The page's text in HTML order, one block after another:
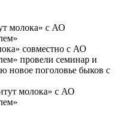
молока» с АО
совместно с АО
провели семинар и
новое поголовье быков с